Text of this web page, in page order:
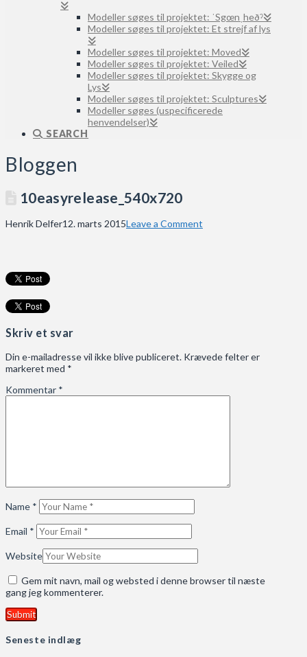
Modeller søges til projektet: ˈSgœnˌheðˀ
Modeller søges til projektet: Et strejf af lys
Modeller søges til projektet: Moved
Modeller søges til projektet: Veiled
Modeller søges til projektet: Skygge og
Lys
Modeller søges til projektet: Sculptures
Modeller søges (uspecificerede
henvendelser)
SEARCH
Bloggen
10easyrelease_540x720
Henrik Delfer12. marts 2015Leave a Comment
Skriv et svar
Din e-mailadresse vil ikke blive publiceret. Krævede felter er
markeret med *
Kommentar *
Name *
Email *
Website
Gem mit navn, mail og websted i denne browser til næste
gang jeg kommenterer.
Seneste indlæg